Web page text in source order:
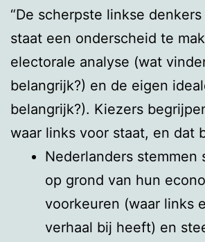
“De scherpste linkse
staat een onderscheid te
electorale analyse (wat
belangrijk?) en de eigen
belangrijk?). Kiezers
waar links voor staat, en dat
Nederlanders stemmen
op grond van hun
voorkeuren (waar links
verhaal bij heeft) en